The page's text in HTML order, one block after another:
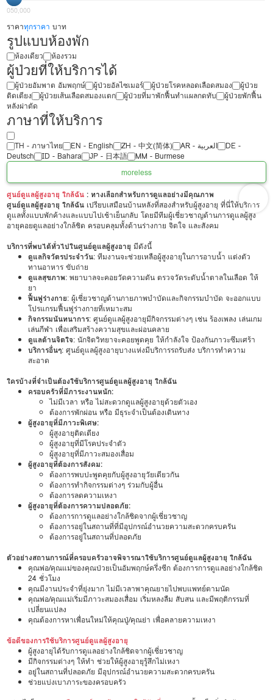
050,000
ราคาทุกราคา บาท
รูปแบบห้องพัก
ห้องเดียว ห้องรวม
ผู้ป่วยที่ให้บริการได้
ผู้ป่วยอัมพาต อัมพฤกษ์ ผู้ป่วยอัลไซเมอร์ ผู้ป่วยโรคหลอดเลือดสมอง
ผู้ป่วย
ติดเตียง
ผู้ป่วยเส้นเลือดสมองแตก ผู้ป่วยที่มาพักฟื้นทำแผลกดทับ
ผู้ป่วยพักฟื้น
หลังผ่าตัด
ภาษาที่ให้บริการ
TH - ‏ภาษาไทย EN - English ZH - 中文(简体) ‏AR - ‏العربية‏
DE -
Deutsch
ID - Bahara JP - 日本語
MM - Burmese
moreless
ศูนย์ดูแลผู้สูงอายุ ใกล้ฉัน : ทางเลือกสำหรับการดูแลอย่างมีคุณภาพ
ศูนย์ดูแลผู้สูงอายุ ใกล้ฉัน เปรียบเสมือนบ้านหลังที่สองสำหรับผู้สูงอายุ ที่นี่ให้บริการ
ดูแลทั้งแบบพักค้างและแบบไปเช้าเย็นกลับ โดยมีทีมผู้เชี่ยวชาญด้านการดูแลผู้สูง
อายุคอยดูแลอย่างใกล้ชิด ครอบคลุมทั้งด้านร่างกาย จิตใจ และสังคม
บริการที่พบได้ทั่วไปในศูนย์ดูแลผู้สูงอายุ มีดังนี้
ดูแลกิจวัตรประจำวัน: ทีมงานจะช่วยเหลือผู้สูงอายุในการอาบน้ำ แต่งตัว
ทานอาหาร ขับถ่าย
ดูแลสุขภาพ: พยาบาลจะคอยวัดความดัน ตรวจวัดระดับน้ำตาลในเลือด ให้
ยา
ฟื้นฟูร่างกาย: ผู้เชี่ยวชาญด้านกายภาพบำบัดและกิจกรรมบำบัด จะออกแบบ
โปรแกรมฟื้นฟูร่างกายที่เหมาะสม
กิจกรรมนันทนาการ: ศูนย์ดูแลผู้สูงอายุมีกิจกรรมต่างๆ เช่น ร้องเพลง เล่นเกม
เล่นกีฬา เพื่อเสริมสร้างความสุขและผ่อนคลาย
ดูแลด้านจิตใจ: นักจิตวิทยาจะคอยพูดคุย ให้กำลังใจ ป้องกันภาวะซึมเศร้า
บริการอื่นๆ: ศูนย์ดูแลผู้สูงอายุบางแห่งมีบริการรถรับส่ง บริการทำความ
สะอาด
ใครบ้างที่จำเป็นต้องใช้บริการศูนย์ดูแลผู้สูงอายุ ใกล้ฉัน
ครอบครัวที่มีภาระงานหนัก:
ไม่มีเวลา หรือ ไม่สะดวกดูแลผู้สูงอายุด้วยตัวเอง
ต้องการพักผ่อน หรือ มีธุระจำเป็นต้องเดินทาง
ผู้สูงอายุที่มีภาวะพิเศษ:
ผู้สูงอายุติดเตียง
ผู้สูงอายุที่มีโรคประจำตัว
ผู้สูงอายุที่มีภาวะสมองเสื่อม
ผู้สูงอายุที่ต้องการสังคม:
ต้องการพบปะพูดคุยกับผู้สูงอายุวัยเดียวกัน
ต้องการทำกิจกรรมต่างๆ ร่วมกับผู้อื่น
ต้องการลดความเหงา
ผู้สูงอายุที่ต้องการความปลอดภัย:
ต้องการการดูแลอย่างใกล้ชิดจากผู้เชี่ยวชาญ
ต้องการอยู่ในสถานที่ที่มีอุปกรณ์อำนวยความสะดวกครบครัน
ต้องการอยู่ในสถานที่ปลอดภัย
ตัวอย่างสถานการณ์ที่ครอบครัวอาจพิจารณาใช้บริการศูนย์ดูแลผู้สูงอายุ ใกล้ฉัน
คุณพ่อ/คุณแม่ของคุณป่วยเป็นอัมพฤกษ์ครึ่งซีก ต้องการการดูแลอย่างใกล้ชิด
24 ชั่วโมง
คุณมีงานประจำที่ยุ่งมาก ไม่มีเวลาพาคุณยายไปพบแพทย์ตามนัด
คุณพ่อ/คุณแม่เริ่มมีภาวะสมองเสื่อม เริ่มหลงลืม สับสน และมีพฤติกรรมที่
เปลี่ยนแปลง
คุณต้องการหาเพื่อนใหม่ให้คุณปู่/คุณย่า เพื่อคลายความเหงา
ข้อดีของการใช้บริการศูนย์ดูแลผู้สูงอายุ
ผู้สูงอายุได้รับการดูแลอย่างใกล้ชิดจากผู้เชี่ยวชาญ
มีกิจกรรมต่างๆ ให้ทำ ช่วยให้ผู้สูงอายุรู้สึกไม่เหงา
อยู่ในสถานที่ปลอดภัย มีอุปกรณ์อำนวยความสะดวกครบครัน
ช่วยแบ่งเบาภาระของครอบครัว